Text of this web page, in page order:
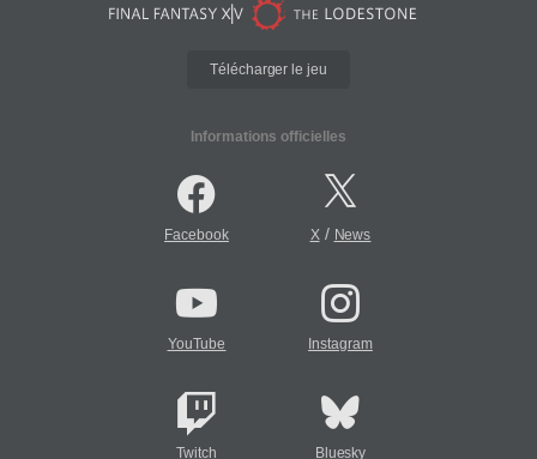
Télécharger le jeu
Informations officielles
Facebook X/ News
YouTube Instagram
Twitch Bluesky